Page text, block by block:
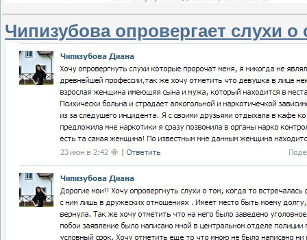
Чипизубова опровергает слухи о